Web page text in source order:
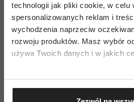
technologii jak pliki cookie, w celu
spersonalizowanych reklam i
wychodzenia naprzeciw
rozwoju produktów. Masz wybór
używa Twoich danych i w jakich
Jeśli wyrazisz na to zgodę,
Gromadzić dane
WYDANIE
E-